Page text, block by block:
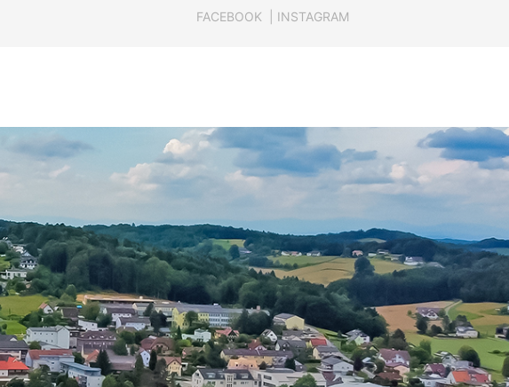
FACEBOOK INSTAGRAM